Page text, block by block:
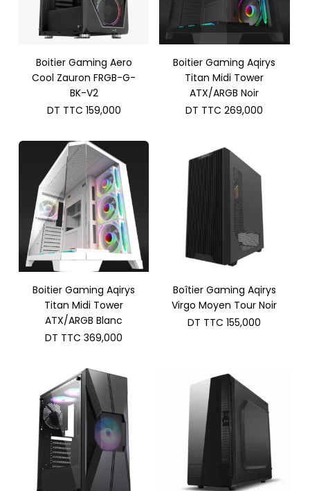
Boitier Gaming Aero
Cool Zauron FRGB-G-
BK-V2
DT TTC 159,000
Boitier Gaming Aqirys
Titan Midi Tower
ATX/ARGB Noir
DT TTC 269,000
Boitier Gaming Aqirys
Titan Midi Tower
ATX/ARGB Blanc
DT TTC 369,000
Boîtier Gaming Aqirys
Virgo Moyen Tour Noir
DT TTC 155,000